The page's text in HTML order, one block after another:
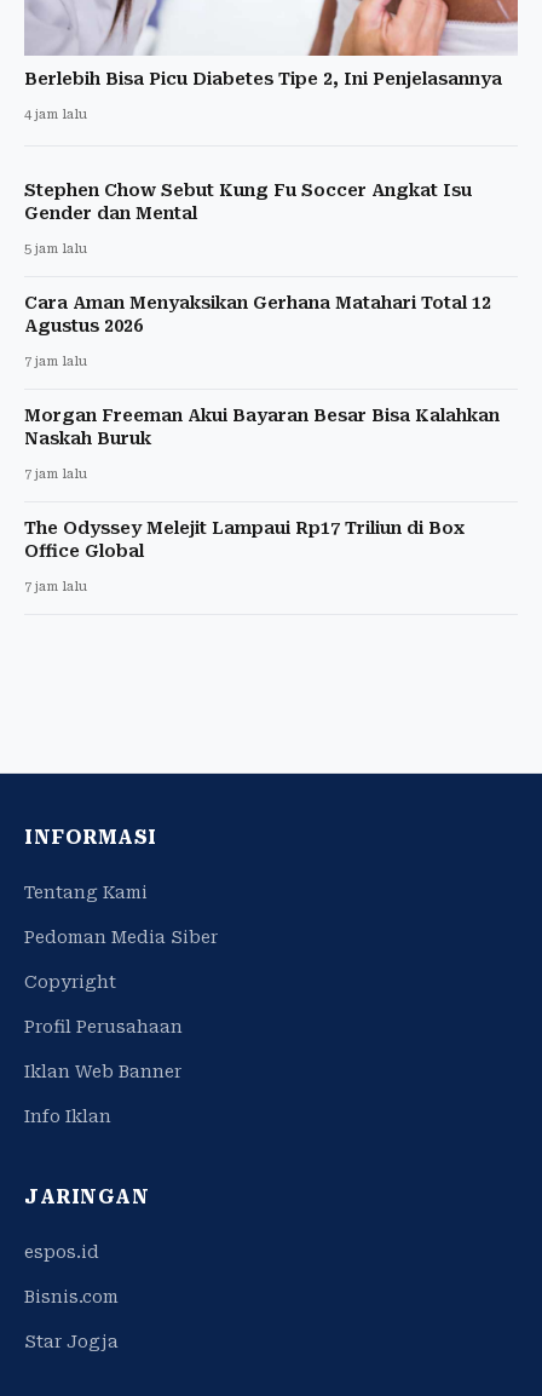
Berlebih Bisa Picu Diabetes Tipe 2, Ini Penjelasannya
4 jam lalu
Stephen Chow Sebut Kung Fu Soccer Angkat Isu
Gender dan Mental
5 jam lalu
Cara Aman Menyaksikan Gerhana Matahari Total 12
Agustus 2026
7 jam lalu
Morgan Freeman Akui Bayaran Besar Bisa Kalahkan
Naskah Buruk
7 jam lalu
The Odyssey Melejit Lampaui Rp17 Triliun di Box
Office Global
7 jam lalu
INFORMASI
Tentang Kami
Pedoman Media Siber
Copyright
Profil Perusahaan
Iklan Web Banner
Info Iklan
JARINGAN
espos.id
Bisnis.com
Star Jogja